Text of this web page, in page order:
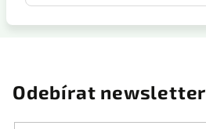
Odebírat newsletter